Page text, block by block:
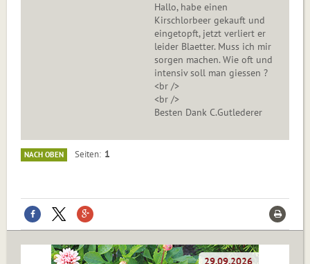
Hallo, habe einen
Kirschlorbeer gekauft und
eingetopft, jetzt verliert er
leider Blaetter. Muss ich mir
sorgen machen. Wie oft und
intensiv soll man giessen ?
<br />
<br />
Besten Dank C.Gutlederer
NACH OBEN Seiten 1